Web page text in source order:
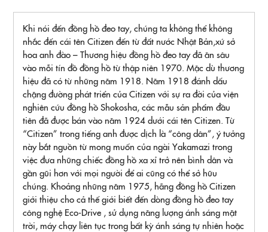
Khi nói đến đồng hồ đeo tay, chúng ta không thể không
nhắc đến cái tên Citizen đến từ đất nước Nhật Bản,xứ sở
hoa anh đào – Thương hiệu đồng hồ đeo tay đã ăn sâu
vào mỗi tín đồ đồng hồ từ thập niên 1970. Mặc dù thương
hiệu đã có từ những năm 1918. Năm 1918 đánh dấu
chặng đường phát triển của Citizen với sự ra đời của viện
nghiên cứu đồng hồ Shokosha, các mẫu sản phẩm đầu
tiên đã được bán vào năm 1924 dưới cái tên Citizen. Từ
“Citizen” trong tiếng anh được dịch là “công dân”, ý tưởng
này bắt nguồn từ mong muốn của ngài Yakamazi trong
việc đưa những chiếc đồng hồ xa xỉ trở nên bình dân và
gần gũi hơn với mọi người để ai cũng có thể sở hữu
chúng. Khoảng những năm 1975, hãng đồng hồ Citizen
giới thiệu cho cả thế giới biết đến dòng đồng hồ đeo tay
công nghệ Eco-Drive , sử dụng năng lượng ánh sáng mặt
trời, máy chạy liên tục trong bất kỳ ánh sáng tự nhiên hoặc